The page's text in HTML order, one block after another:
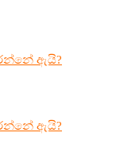
ඇයි?
ඇයි?